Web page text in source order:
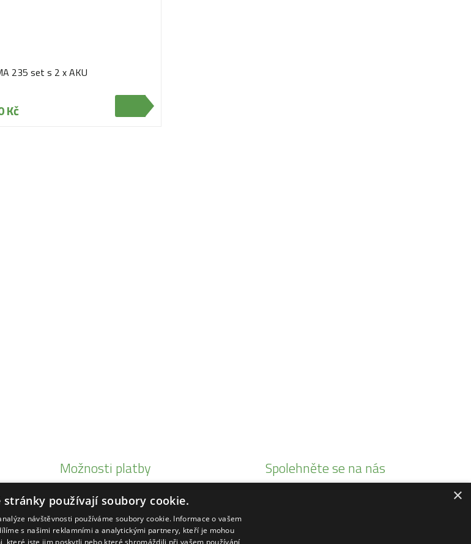
235 set s 2 x AKU
Kč
Možnosti platby Spolehněte se na nás
×
stránky používají soubory cookie.
návštěvnosti používáme soubory cookie. Informace o vašem
s našimi reklamními a analytickými partnery, kteří je mohou
které jste jim poskytli nebo které shromáždili při vašem používání